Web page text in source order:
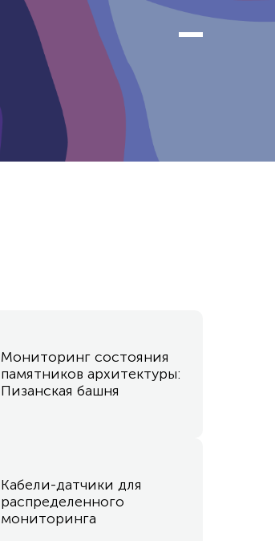
Мониторинг состояния
памятников архитектуры:
Пизанская башня
Кабели-датчики для
распределенного
мониторинга